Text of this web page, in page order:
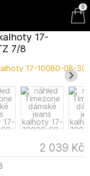
17-
7/8
2 039 Kč
0